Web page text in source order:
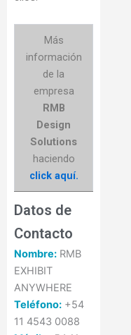
Más
información
de la
empresa
RMB
Design
Solutions
haciendo
click aquí.
Datos de
Contacto
Nombre: RMB
EXHIBIT
ANYWHERE
Teléfono: +54
11 4543 0088